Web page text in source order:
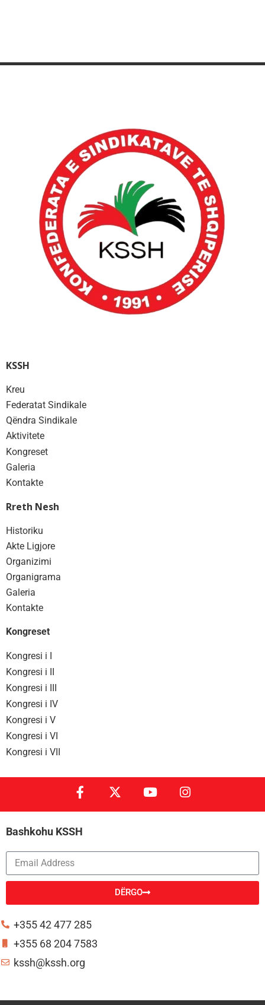
KSSH
Kreu
Federatat Sindikale
Qëndra Sindikale
Aktivitete
Kongreset
Galeria
Kontakte
Rreth Nesh
Historiku
Akte Ligjore
Organizimi
Organigrama
Galeria
Kontakte
Kongreset
Kongresi i I
Kongresi i II
Kongresi i III
Kongresi i IV
Kongresi i V
Kongresi i VI
Kongresi i VII
Bashkohu KSSH
DËRGO
+355 42 477 285
+355 68 204 7583
kssh@kssh.org